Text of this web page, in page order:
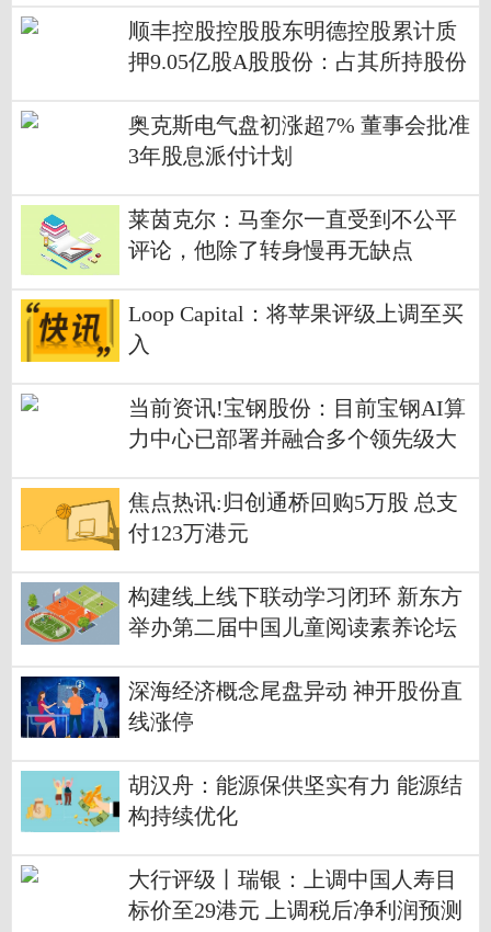
顺丰控股控股股东明德控股累计质
押9.05亿股A股股份：占其所持股份
奥克斯电气盘初涨超7% 董事会批准
3年股息派付计划
莱茵克尔：马奎尔一直受到不公平
评论，他除了转身慢再无缺点
Loop Capital：将苹果评级上调至买
入
当前资讯!宝钢股份：目前宝钢AI算
力中心已部署并融合多个领先级大
焦点热讯:归创通桥回购5万股 总支
付123万港元
构建线上线下联动学习闭环 新东方
举办第二届中国儿童阅读素养论坛
深海经济概念尾盘异动 神开股份直
线涨停
胡汉舟：能源保供坚实有力 能源结
构持续优化
大行评级丨瑞银：上调中国人寿目
标价至29港元 上调税后净利润预测